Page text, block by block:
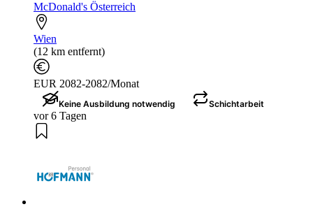
McDonald's Österreich
Wien
(12 km entfernt)
EUR 2082-2082/Monat
Keine Ausbildung notwendig Schichtarbeit
vor 6 Tagen